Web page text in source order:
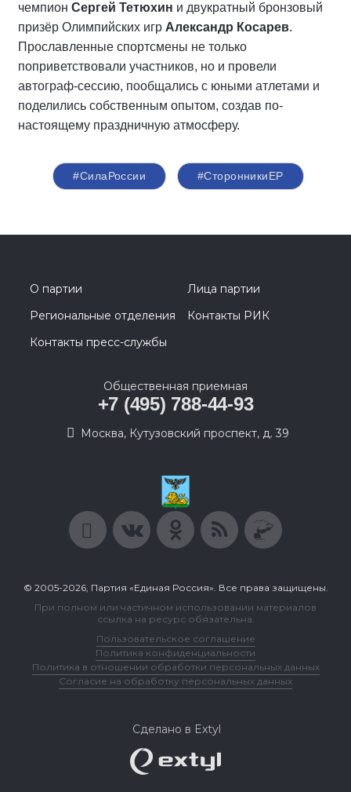
чемпион Сергей Тетюхин и двукратный бронзовый
призёр Олимпийских игр Александр Косарев.
Прославленные спортсмены не только
поприветствовали участников, но и провели
автограф-сессию, пообщались с юными атлетами и
поделились собственным опытом, создав по-
настоящему праздничную атмосферу.
#СилаРоссии #СторонникиЕР
О партии
Лица партии
Региональные отделения
Контакты РИК
Контакты пресс-службы
Общественная приемная
+7 (495) 788-44-93
Москва, Кутузовский проспект, д. 39
© 2005-2026, Партия «Единая Россия». Все права защищены.
При полном или частичном использовании материалов
ссылка на ресурс обязательна.
Пользовательское соглашение
Политика конфиденциальности
Политика в отношении обработки персональных данных
Согласие на обработку персональных данных
Сделано в Extyl